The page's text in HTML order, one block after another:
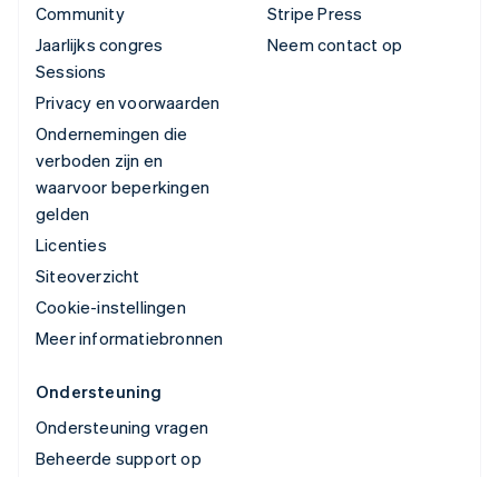
Community
Jaarlijks congres
Sessions
Privacy en voorwaarden
Ondernemingen die
verboden zijn en
waarvoor beperkingen
gelden
Licenties
Siteoverzicht
Cookie-instellingen
Meer informatiebronnen
Stripe Press
Neem contact op
Ondersteuning
Ondersteuning vragen
Beheerde support op